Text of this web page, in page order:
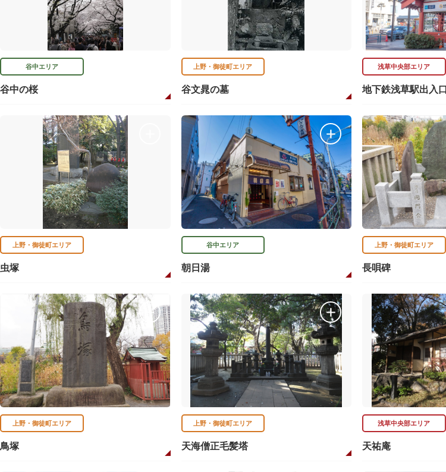
谷中エリア
谷中の桜
上野・御徒町エリア
谷文晁の墓
浅草中央部エリア
地下鉄浅草駅出入口
上野・御徒町エリア
虫塚
谷中エリア
朝日湯
上野・御徒町エリア
長唄碑
上野・御徒町エリア
鳥塚
上野・御徒町エリア
天海僧正毛髪塔
浅草中央部エリア
天祐庵